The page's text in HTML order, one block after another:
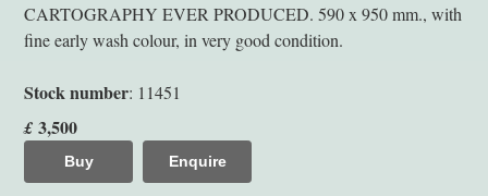
CARTOGRAPHY EVER PRODUCED. 590 x 950 mm., with
fine early wash colour, in very good condition.
Stock number: 11451
£ 3,500
Buy Enquire